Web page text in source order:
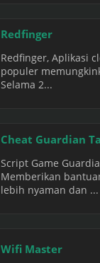
Redfinger
Redfinger, Aplikasi
populer
Selama 2...
Cheat Guardian
Script Game
Memberikan
lebih nyaman dan ...
Wifi Master